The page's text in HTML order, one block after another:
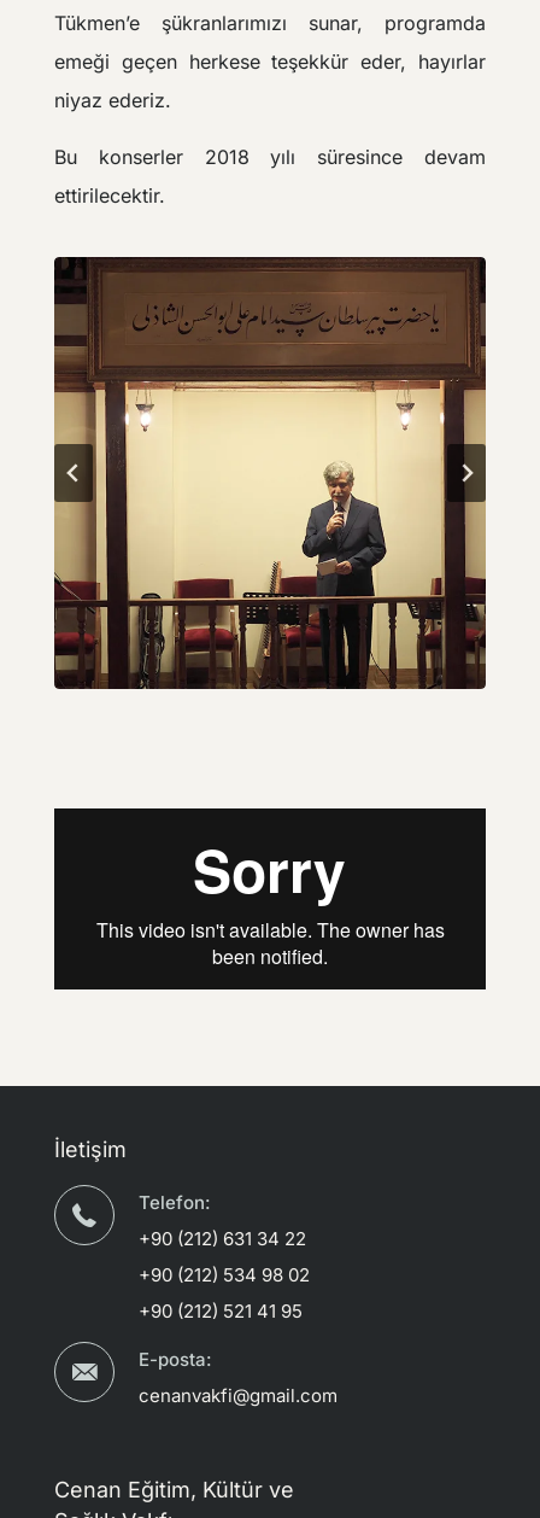
Tükmen’e şükranlarımızı sunar, programda
emeği geçen herkese teşekkür eder, hayırlar
niyaz ederiz.
Bu konserler 2018 yılı süresince devam
ettirilecektir.
İletişim
Telefon:
+90 (212) 631 34 22
+90 (212) 534 98 02
+90 (212) 521 41 95
E-posta:
cenanvakfi@gmail.com
Cenan Eğitim, Kültür ve